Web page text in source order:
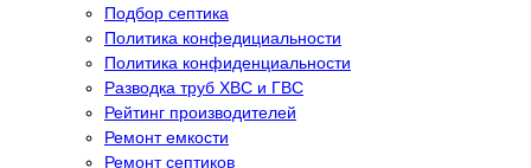
Подбор септика
Политика конфедициальности
Политика конфиденциальности
Разводка труб ХВС и ГВС
Рейтинг производителей
Ремонт емкости
Ремонт септиков